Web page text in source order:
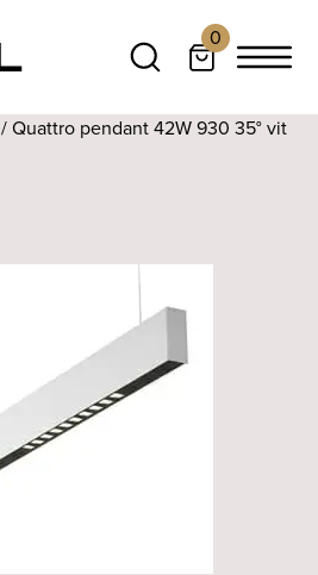
0
/ Quattro pendant 42W 930 35° vit